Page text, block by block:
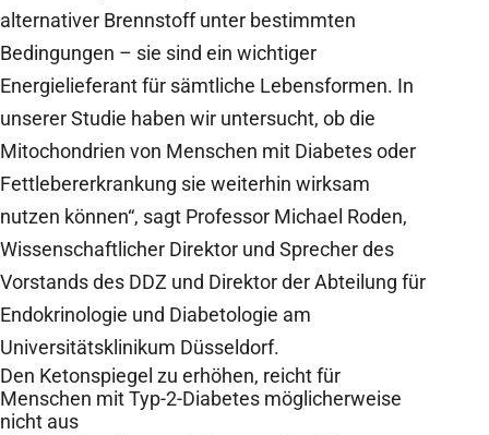
alternativer Brennstoff unter bestimmten
Bedingungen – sie sind ein wichtiger
Energielieferant für sämtliche Lebensformen. In
unserer Studie haben wir untersucht, ob die
Mitochondrien von Menschen mit Diabetes oder
Fettlebererkrankung sie weiterhin wirksam
nutzen können“, sagt Professor Michael Roden,
Wissenschaftlicher Direktor und Sprecher des
Vorstands des DDZ und Direktor der Abteilung für
Endokrinologie und Diabetologie am
Universitätsklinikum Düsseldorf.
Den Ketonspiegel zu erhöhen, reicht für
Menschen mit Typ-2-Diabetes möglicherweise
nicht aus